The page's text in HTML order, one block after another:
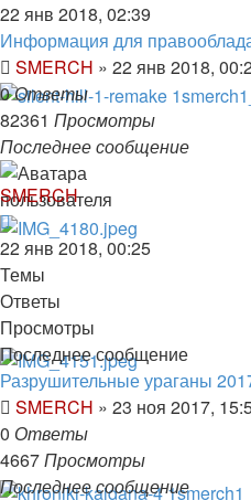
22 янв 2018, 02:39
Информация для
SMERCH » 22 янв 2018,
0Ответы
82361 Просмотры
Последнее сообщение
SMERCH
22 янв 2018, 00:25
Темы
Ответы
Просмотры
Последнее сообщение
Разрушительные ураганы
SMERCH » 23 ноя 2017,
0 Ответы
4667Просмотры
Последнее сообщение